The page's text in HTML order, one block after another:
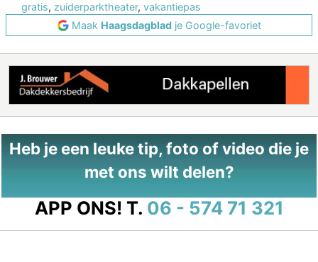
gratis, zuiderparktheater, vakantiepas
Maak Haagsdagbladje Google-favoriet
Heb je een leuke tip, foto of video die je
met ons wilt delen?
APP ONS! T. 06 - 574 71 321